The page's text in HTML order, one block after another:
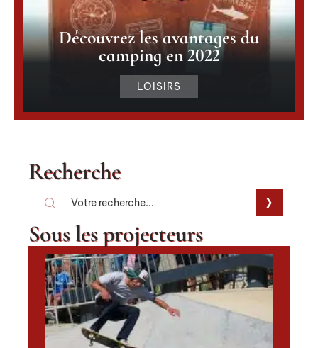
Découvrez les avantages du
camping en 2022
LOISIRS
Recherche
Sous les projecteurs